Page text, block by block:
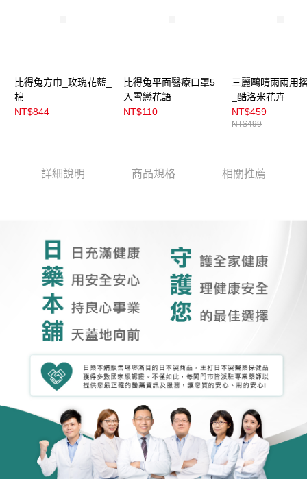
資料（包含姓名、電話或地址）提供予台灣大哥大進項蒐集、處理及利用，
由本公司與您本人進行分期帳單所需資料之確認、核對及更正。
3.完整用戶服務條款，請詳閱以下連結：https://oppay.tw/userRule
每筆NT$100，滿NT$899(含以上)免運費
付款後門市自取
比得兔方巾_玫瑰花藍_
棉
NT$844
比得兔平面醫療口罩5
入雪戀花語
NT$110
三麗鷗晴雨兩用
_酷洛米花卉
NT$459
NT$499
詳細說明 商品規格 相關推薦